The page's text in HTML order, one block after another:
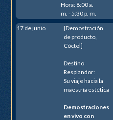
Hora: 8:00 a.
m. - 5:30 p. m.
17 de junio
[Demostración
de producto,
Cóctel]
Destino
Resplandor:
Su viaje hacia la
maestría estética
Demostraciones
en vivo con